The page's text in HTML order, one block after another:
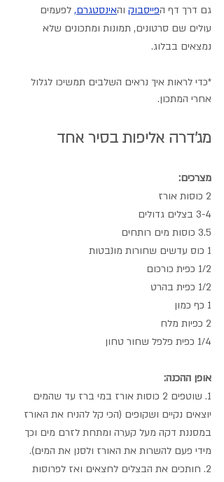
גם דרך דף הפייסבוק והאינסטגרם, לפעמים
עולים שם סרטונים, תמונות ומתכונים שלא
נמצאים בבלוג.
*כדי לראות איך נראים השלבים תמשיכו לגלול
אחרי המתכון.
מג'דרה אליפות בסיר אחד
מצרכים:
2 כוסות אורז
3-4 בצלים גדולים
3.5 כוסות מים רותחים
1 כוס עדשים שחורות מונבטות
1/2 כפית כורכום
1/2 כפית בהרט
1 כף כמון
2 כפיות מלח
1/4 כפית פלפל שחור טחון
אופן ההכנה:
1. שוטפים 2 כוסות אורז במי ברז עד שהמים
יוצאים נקיים ושקופים (הכי קל להניח את האורז
במסננת דקה מעל קערה ומתחת לזרם מים וכך
מידי פעם להשרות את האורז ולסנן את המים).
2. חותכים את הבצלים לחצאים ואז לפרוסות